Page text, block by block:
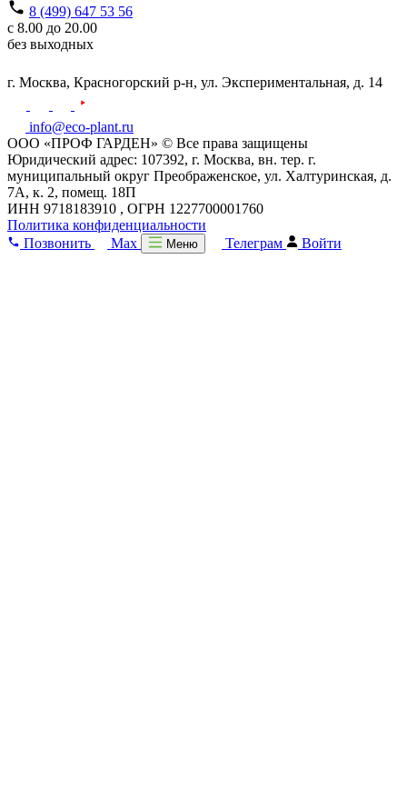
8 (499) 647 53 56
с 8.00 до 20.00
без выходных
г. Москва, Красногорский р-н, ул. Экспериментальная, д. 14
info@eco-plant.ru
ООО «ПРОФ ГАРДЕН» © Все права защищены
Юридический адрес: 107392, г. Москва, вн. тер. г.
муниципальный округ Преображенское, ул. Халтуринская, д.
7А, к. 2, помещ. 18П
ИНН 9718183910 , ОГРН 1227700001760
Политика конфиденциальности
Позвонить
Max Меню Телеграм Войти